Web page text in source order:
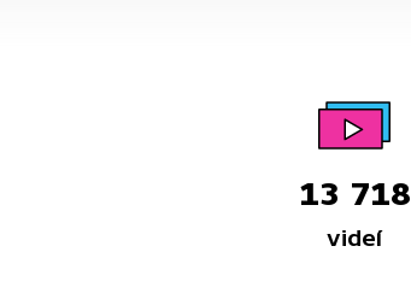
13 718
videí